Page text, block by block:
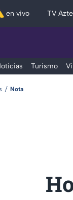
en vivo TV
Turismo
Nota